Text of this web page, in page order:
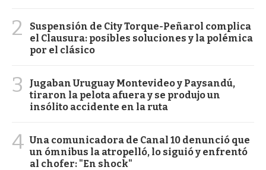
2
Suspensión de City Torque-Peñarol complica
el Clausura: posibles soluciones y la polémica
por el clásico
3
Jugaban Uruguay Montevideo y Paysandú,
tiraron la pelota afuera y se produjo un
insólito accidente en la ruta
4 Una comunicadora de Canal 10 denunció que
un ómnibus la atropelló, lo siguió y enfrentó
al chofer: "En shock"